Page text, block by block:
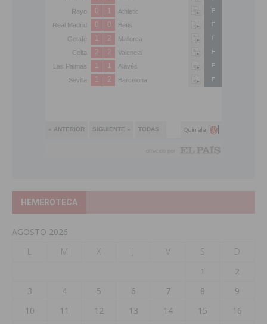
HEMEROTECA
AGOSTO 2026
L
M X J V S
D
1
2
3
4 5 6 7 8
9
10
11 12 13 14 15
16